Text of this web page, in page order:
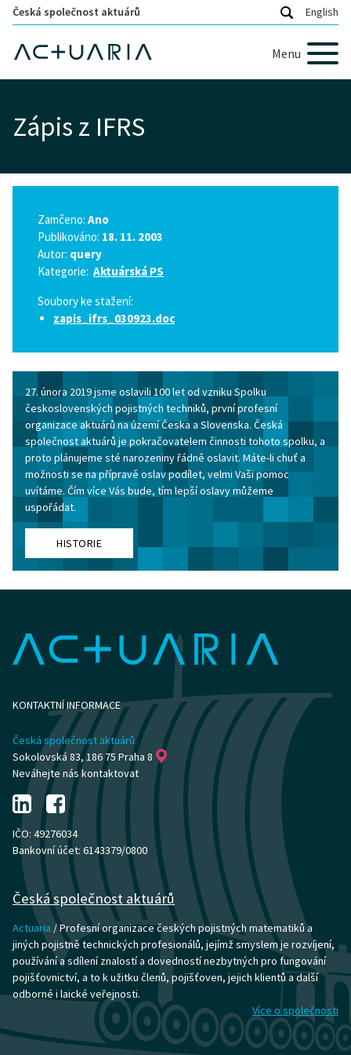
Česká společnost aktuárů English
Menu
Zápis z IFRS
Zamčeno: Ano
Publikováno: 18. 11. 2003
Autor: query
Kategorie: Aktuárská PS
Soubory ke stažení:
zapis_ifrs_030923.doc
27. února 2019 jsme oslavili 100 let od vzniku Spolku
československých pojistných techniků, první profesní
organizace aktuárů na území Česka a Slovenska. Česká
společnost aktuárů je pokračovatelem činnosti tohoto spolku, a
proto plánujeme sté narozeniny řádně oslavit. Máte-li chuť a
možnosti se na přípravě oslav podílet, velmi Vaši pomoc
uvítáme. Čím více Vás bude, tím lepší oslavy můžeme
uspořádat.
HISTORIE
KONTAKTNÍ INFORMACE
Česká společnost aktuárů
Sokolovská 83, 186 75 Praha 8
Neváhejte nás kontaktovat
IČO: 49276034
Bankovní účet: 6143379/0800
Česká společnost aktuárů
Actuaria / Profesní organizace českých pojistných matematiků a
jiných pojistně technických profesionálů, jejímž smyslem je rozvíjení,
používání a sdílení znalostí a dovedností nezbytných pro fungování
pojišťovnictví, a to k užitku členů, pojišťoven, jejich klientů a další
odborné i laické veřejnosti.
Více o společnosti